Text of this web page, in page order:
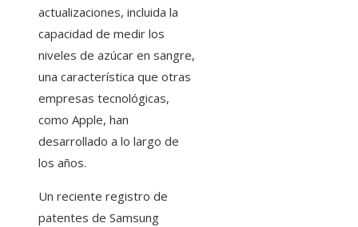
actualizaciones, incluida la
capacidad de medir los
niveles de azúcar en sangre,
una característica que otras
empresas tecnológicas,
como Apple, han
desarrollado a lo largo de
los años.
Un reciente registro de
patentes de Samsung